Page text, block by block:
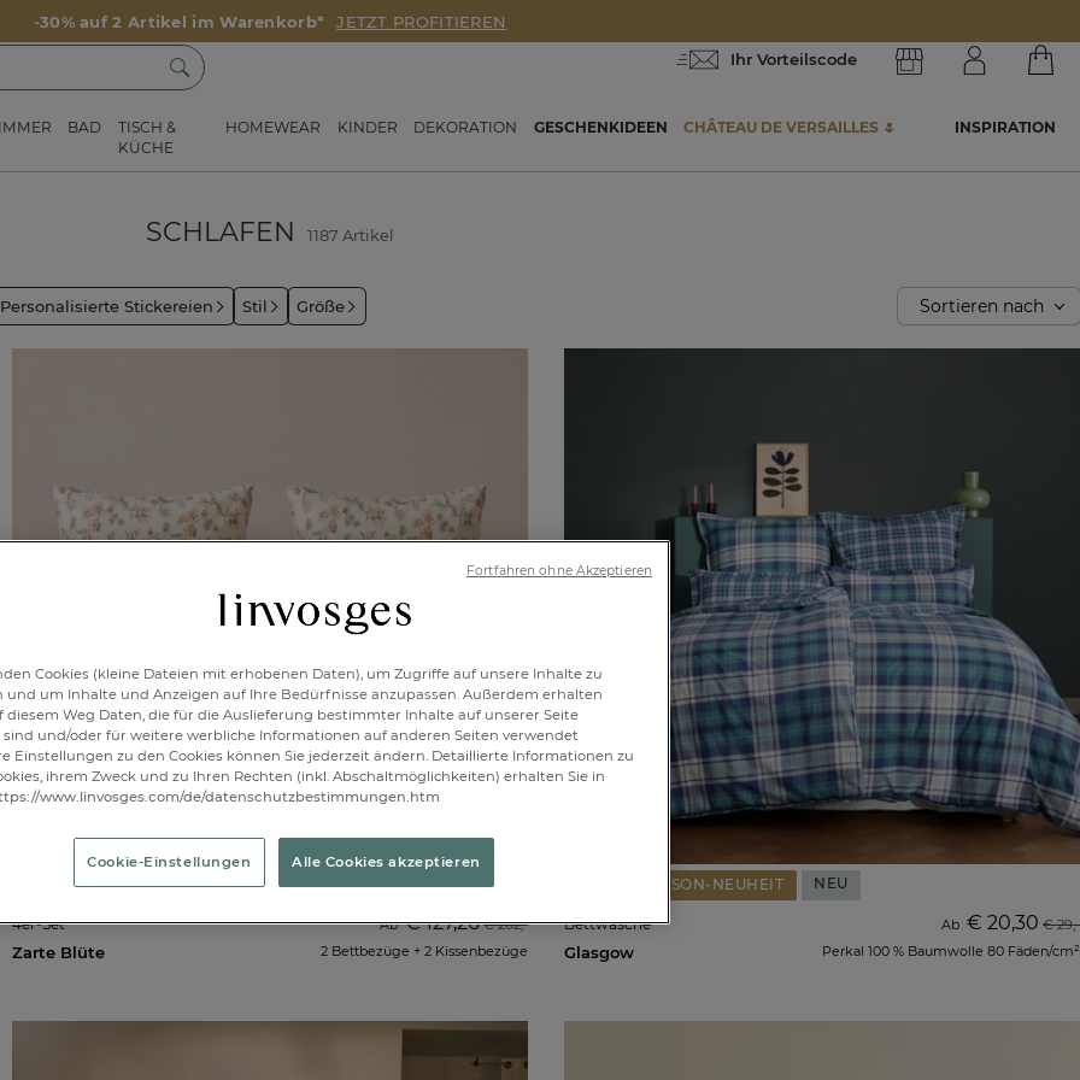
-30% auf 2 Artikel im Warenkorb* JETZT PROFITIEREN
Ihr Vorteilscode
BAD
TISCH &
KÜCHE
HOMEWEAR KINDER DEKORATION GESCHENKIDEEN CHÂTEAU DE VERSAILLES 🌷 INSPIRATION
SCHLAFEN 1187 Artikel
Personalisierte Stickereien Stil Größe Sortieren nach
4er-Set
Zarte Blüte
Ab€ 127,26 € 202,-
2 Bettbezüge + 2 Kissenbezüge
SAISON-NEUHEIT NEU
Bettwäsche
Glasgow
Ab € 20,30 € 29,-
Perkal 100 % Baumwolle 80 Fäden/cm²
Cookies (kleine Dateien mit erhobenen Daten), um Zugriffe auf unsere Inhalte zu
und um Inhalte und Anzeigen auf Ihre Bedürfnisse anzupassen. Außerdem erhalten
diesem Weg Daten, die für die Auslieferung bestimmter Inhalte auf unserer Seite
und/oder für weitere werbliche Informationen auf anderen Seiten verwendet
Einstellungen zu den Cookies können Sie jederzeit ändern. Detaillierte Informationen zu
ihrem Zweck und zu Ihren Rechten (inkl. Abschaltmöglichkeiten) erhalten Sie in
www.linvosges.com/de/datenschutzbestimmungen.htm
Cookie-Einstellungen Alle Cookies akzeptieren
Fortfahren ohne Akzeptieren